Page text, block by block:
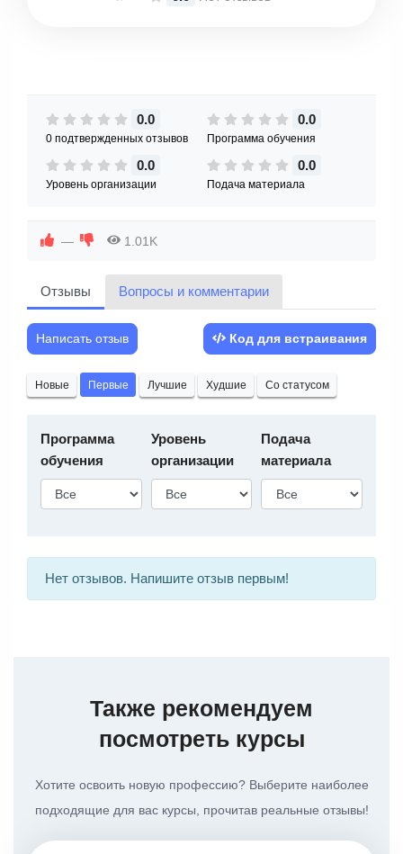
0.0
0 подтвержденных отзывов
0.0
Программа обучения
0.0
Уровень организации
0.0
Подача материала
— 1.01K
Отзывы Вопросы и комментарии
Написать отзыв Код для встраивания
Новые Первые Лучшие Худшие Со статусом
Программа
обучения
Уровень
организации
Подача
материала
Нет отзывов. Напишите отзыв первым!
Также рекомендуем
посмотреть курсы
Хотите освоить новую профессию? Выберите наиболее
подходящие для вас курсы, прочитав реальные отзывы!